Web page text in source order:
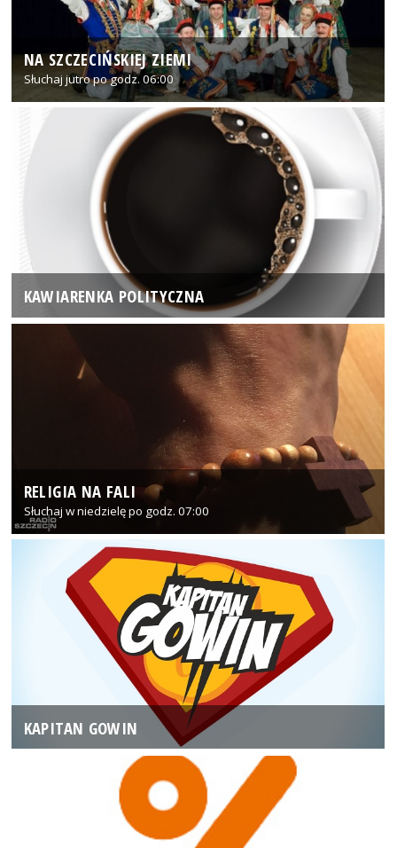
NA SZCZECIŃSKIEJ ZIEMI
Słuchaj jutro po godz. 06:00
KAWIARENKA POLITYCZNA
RELIGIA NA FALI
Słuchaj w niedzielę po godz. 07:00
KAPITAN GOWIN